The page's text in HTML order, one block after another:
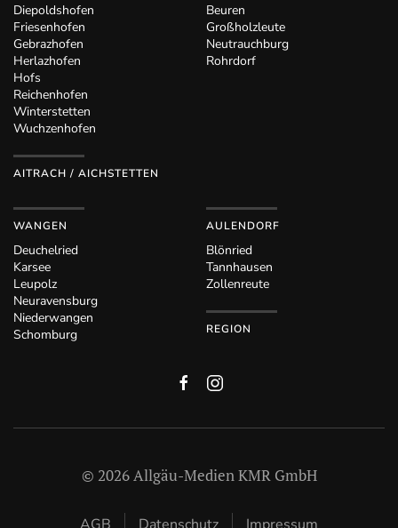
Diepoldshofen
Friesenhofen
Gebrazhofen
Herlazhofen
Hofs
Reichenhofen
Winterstetten
Wuchzenhofen
AITRACH / AICHSTETTEN
Beuren
Großholzleute
Neutrauchburg
Rohrdorf
WANGEN
Deuchelried
Karsee
Leupolz
Neuravensburg
Niederwangen
Schomburg
AULENDORF
Blönried
Tannhausen
Zollenreute
REGION
© 2026Allgäu-Medien KMR GmbH